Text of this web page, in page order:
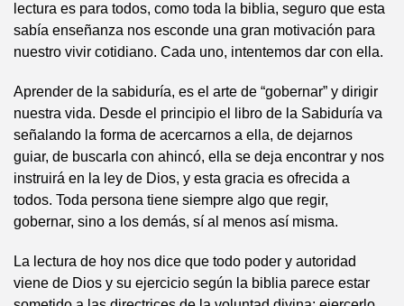
lectura es para todos, como toda la biblia, seguro que esta
sabía enseñanza nos esconde una gran motivación para
nuestro vivir cotidiano. Cada uno, intentemos dar con ella.
Aprender de la sabiduría, es el arte de “gobernar” y dirigir
nuestra vida. Desde el principio el libro de la Sabiduría va
señalando la forma de acercarnos a ella, de dejarnos
guiar, de buscarla con ahincó, ella se deja encontrar y nos
instruirá en la ley de Dios, y esta gracia es ofrecida a
todos. Toda persona tiene siempre algo que regir,
gobernar, sino a los demás, sí al menos así misma.
La lectura de hoy nos dice que todo poder y autoridad
viene de Dios y su ejercicio según la biblia parece estar